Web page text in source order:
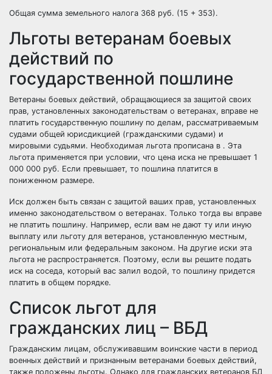
Общая сумма земельного налога 368 руб. (15 + 353).
Льготы ветеранам боевых
действий по
государственной пошлине
Ветераны боевых действий, обращающиеся за защитой своих
прав, установленных законодательствам о ветеранах, вправе не
платить государственную пошлину по делам, рассматриваемым
судами общей юрисдикцией (гражданскими судами) и
мировыми судьями. Необходимая льгота прописана в . Эта
льгота применяется при условии, что цена иска не превышает 1
000 000 руб. Если превышает, то пошлина платится в
пониженном размере.
Иск должен быть связан с защитой ваших прав, установленных
именно законодательством о ветеранах. Только тогда вы вправе
не платить пошлину. Например, если вам не дают ту или иную
выплату или льготу для ветеранов, установленную местным,
региональным или федеральным законом. На другие иски эта
льгота не распространяется. Поэтому, если вы решите подать
иск на соседа, который вас залил водой, то пошлину придется
платить в общем порядке.
Список льгот для
гражданских лиц – ВБД
Гражданским лицам, обслуживавшим воинские части в период
военных действий и признанным ветеранами боевых действий,
также положены льготы. Однако для гражданских ветеранов БД